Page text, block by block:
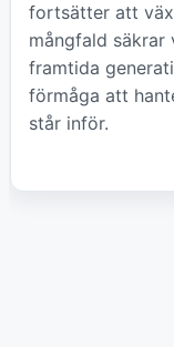
fortsätter att
mångfald säkrar
framtida
förmåga att
står inför.